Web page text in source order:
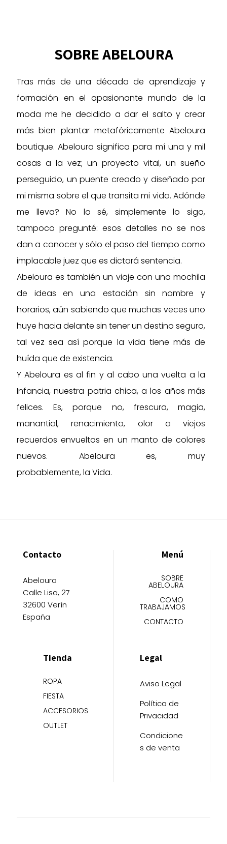
variantes.
opciones
se
elegir
en
la
de
producto
SOBRE ABELOURA
Tras más de una década de aprendizaje y
formación en el apasionante mundo de la
moda me he decidido a dar el salto y crear
más bien plantar metafóricamente Abeloura
boutique. Abeloura significa para mí una y mil
cosas a la vez; un proyecto vital, un sueño
perseguido, un puente creado y diseñado por
mi misma sobre el que transita mi vida. Adónde
me lleva? No lo sé, simplemente lo sigo,
tampoco pregunté: esos detalles no se nos
dan a conocer y sólo el paso del tiempo como
implacable juez que es dictará sentencia.
Abeloura es también un viaje con una mochila
de ideas en una estación sin nombre y
horarios, aún sabiendo que muchas veces uno
huye hacia delante sin tener un destino seguro,
tal vez sea así porque la vida tiene más de
huída que de existencia.
Y Abeloura es al fin y al cabo una vuelta a la
Infancia, nuestra patria chica, a los años más
felices. Es, porque no, frescura, magia,
manantial, renacimiento, olor a viejos
recuerdos envueltos en un manto de colores
nuevos. Abeloura es, muy
probablemente, la Vida.
Contacto
Abeloura
Calle Lisa, 27
32600 Verín
España
Menú
SOBRE
ABELOURA
COMO
TRABAJAMOS
CONTACTO
Tienda
ROPA
FIESTA
ACCESORIOS
OUTLET
Legal
Aviso Legal
Política de
Privacidad
Condicione
s de venta